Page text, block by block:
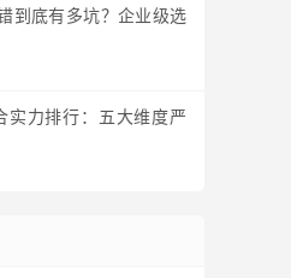
到底有多坑？企业级选
实力排行：五大维度严